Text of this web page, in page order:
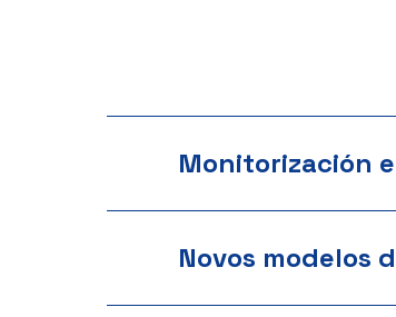
Monitorización
Novos modelos